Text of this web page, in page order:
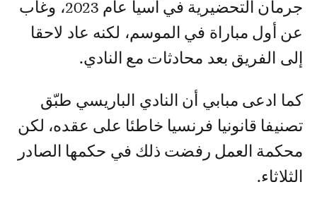
جرمان التحضيرية في آسيا عام 2023، وغاب
عن أول مباراة في الموسم، لكنه عاد لاحقا
إلى الفريق بعد محادثات مع النادي.
كما ادعى مبابي أن النادي الباريسي طبّق
تصنيفا قانونيا فرنسيا خاطئا على عقده، لكن
محكمة العمل رفضت ذلك في حكمها الصادر
الثلاثاء.